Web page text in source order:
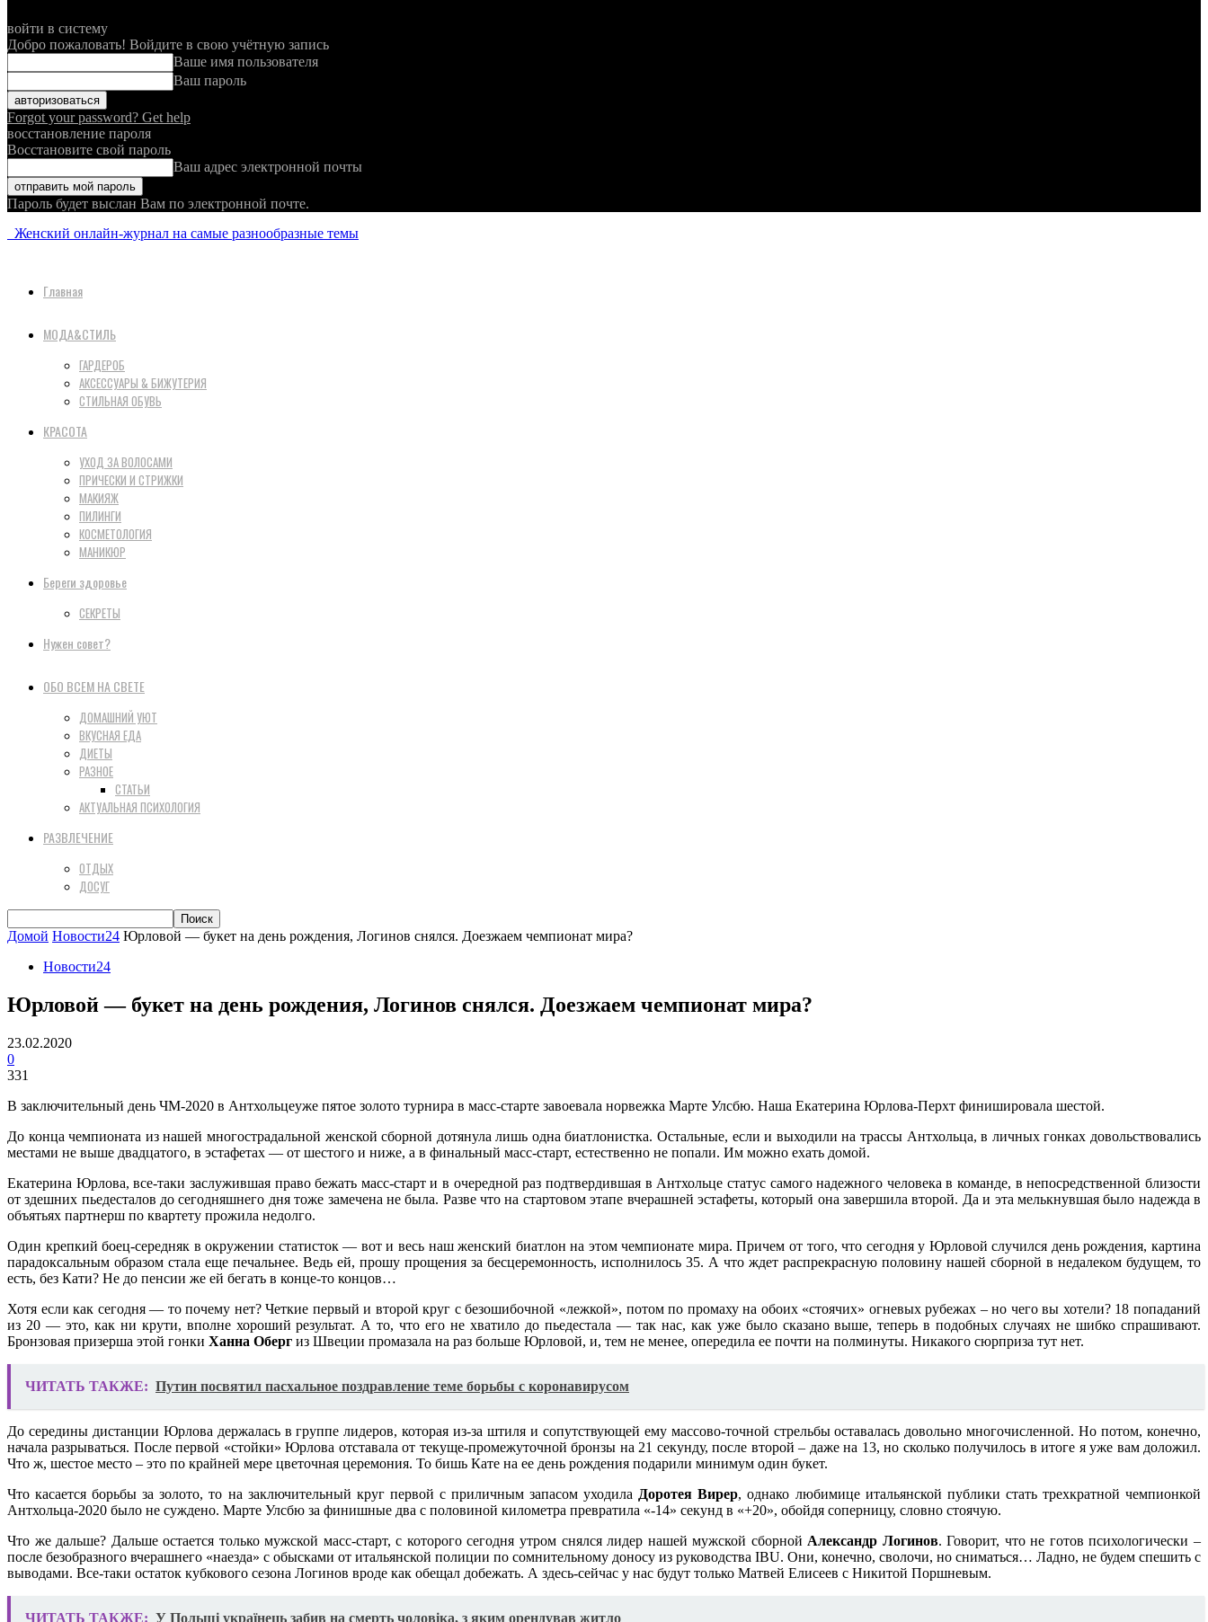
войти в систему
Добро пожаловать! Войдите в свою учётную запись
Ваше имя пользователя
Ваш пароль
Forgot your password? Get help
восстановление пароля
Восстановите свой пароль
Ваш адрес электронной почты
Пароль будет выслан Вам по электронной почте.
Женский онлайн-журнал на самые разнообразные темы
Главная
МОДА&СТИЛЬ
ГАРДЕРОБ
АКСЕССУАРЫ & БИЖУТЕРИЯ
СТИЛЬНАЯ ОБУВЬ
КРАСОТА
УХОД ЗА ВОЛОСАМИ
ПРИЧЕСКИ И СТРИЖКИ
МАКИЯЖ
ПИЛИНГИ
КОСМЕТОЛОГИЯ
МАНИКЮР
Береги здоровье
СЕКРЕТЫ
Нужен совет?
ОБО ВСЕМ НА СВЕТЕ
ДОМАШНИЙ УЮТ
ВКУСНАЯ ЕДА
ДИЕТЫ
РАЗНОЕ
СТАТЬИ
АКТУАЛЬНАЯ ПСИХОЛОГИЯ
РАЗВЛЕЧЕНИЕ
ОТДЫХ
ДОСУГ
Домой Новости24 Юрловой — букет на день рождения, Логинов снялся. Доезжаем чемпионат мира?
Новости24
Юрловой — букет на день рождения, Логинов снялся. Доезжаем чемпионат мира?
23.02.2020
0
331
В заключительный день ЧМ-2020 в Антхольцеуже пятое золото турнира в масс-старте завоевала норвежка Марте Улсбю. Наша Екатерина Юрлова-Перхт финишировала шестой.
До конца чемпионата из нашей многострадальной женской сборной дотянула лишь одна биатлонистка. Остальные, если и выходили на трассы Антхольца, в личных гонках довольствовались
местами не выше двадцатого, в эстафетах — от шестого и ниже, а в финальный масс-старт, естественно не попали. Им можно ехать домой.
Екатерина Юрлова, все-таки заслужившая право бежать масс-старт и в очередной раз подтвердившая в Антхольце статус самого надежного человека в команде, в непосредственной близости
от здешних пьедесталов до сегодняшнего дня тоже замечена не была. Разве что на стартовом этапе вчерашней эстафеты, который она завершила второй. Да и эта мелькнувшая было надежда в
объятьях партнерш по квартету прожила недолго.
Один крепкий боец-середняк в окружении статисток — вот и весь наш женский биатлон на этом чемпионате мира. Причем от того, что сегодня у Юрловой случился день рождения, картина
парадоксальным образом стала еще печальнее. Ведь ей, прошу прощения за бесцеремонность, исполнилось 35. А что ждет распрекрасную половину нашей сборной в недалеком будущем, то
есть, без Кати? Не до пенсии же ей бегать в конце-то концов…
Хотя если как сегодня — то почему нет? Четкие первый и второй круг с безошибочной «лежкой», потом по промаху на обоих «стоячих» огневых рубежах – но чего вы хотели? 18 попаданий
из 20 — это, как ни крути, вполне хороший результат. А то, что его не хватило до пьедестала — так нас, как уже было сказано выше, теперь в подобных случаях не шибко спрашивают.
Бронзовая призерша этой гонки Ханна Оберг из Швеции промазала на раз больше Юрловой, и, тем не менее, опередила ее почти на полминуты. Никакого сюрприза тут нет.
ЧИТАТЬ ТАКЖЕ: Путин посвятил пасхальное поздравление теме борьбы с коронавирусом
До середины дистанции Юрлова держалась в группе лидеров, которая из-за штиля и сопутствующей ему массово-точной стрельбы оставалась довольно многочисленной. Но потом, конечно,
начала разрываться. После первой «стойки» Юрлова отставала от текуще-промежуточной бронзы на 21 секунду, после второй – даже на 13, но сколько получилось в итоге я уже вам доложил.
Что ж, шестое место – это по крайней мере цветочная церемония. То бишь Кате на ее день рождения подарили минимум один букет.
Что касается борьбы за золото, то на заключительный круг первой с приличным запасом уходила Доротея Вирер, однако любимице итальянской публики стать трехкратной чемпионкой
Антхольца-2020 было не суждено. Марте Улсбю за финишные два с половиной километра превратила «-14» секунд в «+20», обойдя соперницу, словно стоячую.
Что же дальше? Дальше остается только мужской масс-старт, с которого сегодня утром снялся лидер нашей мужской сборной Александр Логинов. Говорит, что не готов психологически –
после безобразного вчерашнего «наезда» с обысками от итальянской полиции по сомнительному доносу из руководства IBU. Они, конечно, сволочи, но сниматься… Ладно, не будем спешить с
выводами. Все-таки остаток кубкового сезона Логинов вроде как обещал добежать. А здесь-сейчас у нас будут только Матвей Елисеев с Никитой Поршневым.
ЧИТАТЬ ТАКЖЕ: У Польщі українець забив на смерть чоловіка, з яким орендував житло